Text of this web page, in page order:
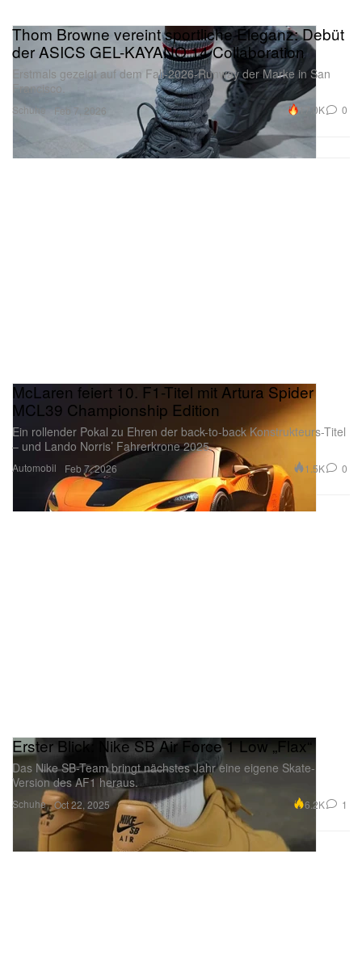
Schuhe
Thom Browne vereint sportliche Eleganz: Debüt
der ASICS GEL-KAYANO 14 Collaboration
Erstmals gezeigt auf dem Fall-2026-Runway der Marke in San
Francisco.
Feb 7, 2026 17.0K 0
Automobil
McLaren feiert 10. F1-Titel mit Artura Spider
MCL39 Championship Edition
Ein rollender Pokal zu Ehren der back-to-back Konstrukteurs-Titel
– und Lando Norris’ Fahrerkrone 2025.
Feb 7, 2026 1.5K 0
Schuhe
Erster Blick: Nike SB Air Force 1 Low „Flax“
Das Nike SB-Team bringt nächstes Jahr eine eigene Skate-
Version des AF1 heraus.
Oct 22, 2025 6.2K 1